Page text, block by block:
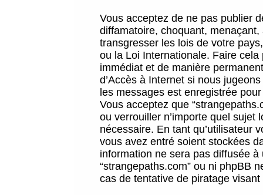
Vous acceptez de ne pas publier
diffamatoire, choquant,
transgresser les lois de votre
ou la Loi Internationale. Faire
immédiat et de manière
d’Accès à Internet si nous
les messages est enregistrée
Vous acceptez que
ou verrouiller n’importe quel sujet
nécessaire. En tant qu’utilisateur
vous avez entré soient stockées
information ne sera pas diffusée
“strangepaths.com” ou ni phpBB
cas de tentative de piratage